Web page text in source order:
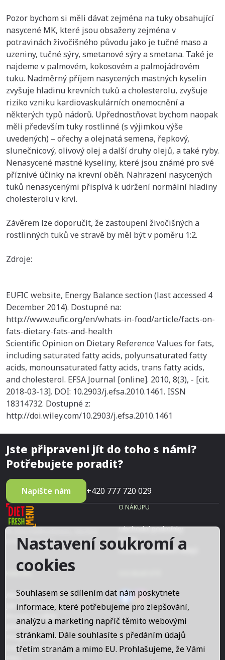
Pozor bychom si měli dávat zejména na tuky obsahující
nasycené MK, které jsou obsaženy zejména v
potravinách živočišného původu jako je tučné maso a
uzeniny, tučné sýry, smetanové sýry a smetana. Také je
najdeme v palmovém, kokosovém a palmojádrovém
tuku. Nadměrný příjem nasycených mastných kyselin
zvyšuje hladinu krevních tuků a cholesterolu, zvyšuje
riziko vzniku kardiovaskulárních onemocnění a
některých typů nádorů. Upřednostňovat bychom naopak
měli především tuky rostlinné (s výjimkou výše
uvedených) – ořechy a olejnatá semena, řepkový,
slunečnicový, olivový olej a další druhy olejů, a také ryby.
Nenasycené mastné kyseliny, které jsou známé pro své
příznivé účinky na krevní oběh. Nahrazení nasycených
tuků nenasycenými přispívá k udržení normální hladiny
cholesterolu v krvi.
Závěrem lze doporučit, že zastoupení živočišných a
rostlinných tuků ve stravě by měl být v poměru 1:2.
Zdroje:
EUFIC website, Energy Balance section (last accessed 4
December 2014). Dostupné na:
http://www.eufic.org/en/whats-in-food/article/facts-on-
fats-dietary-fats-and-health
Scientific Opinion on Dietary Reference Values for fats,
including saturated fatty acids, polyunsaturated fatty
acids, monounsaturated fatty acids, trans fatty acids,
and cholesterol. EFSA Journal [online]. 2010, 8(3), - [cit.
2018-03-13]. DOI: 10.2903/j.efsa.2010.1461. ISSN
18314732. Dostupné z:
http://doi.wiley.com/10.2903/j.efsa.2010.1461
Jste připraveni jít do toho s námi?
Potřebujete poradit?
Napište nám +420 777 720 029
práva vyhrazena
O NÁKUPU
Obchodní podmínky
O nás
Ochrana osobních údajů
KAM DÁL
Aktuality
Jak to funguje?
Rozvoz a odběr
Jídelníček
Programy a ceny
Dárkový poukaz
Nastavení soukromí a
cookies
Souhlasem se sdílením dat nám poskytnete
informace, které potřebujeme pro zlepšování,
analýzu a marketing napříč těmito webovými
stránkami. Dále souhlasíte s předáním údajů
třetím stranám a mimo EU. Prohlašujeme, že Vámi